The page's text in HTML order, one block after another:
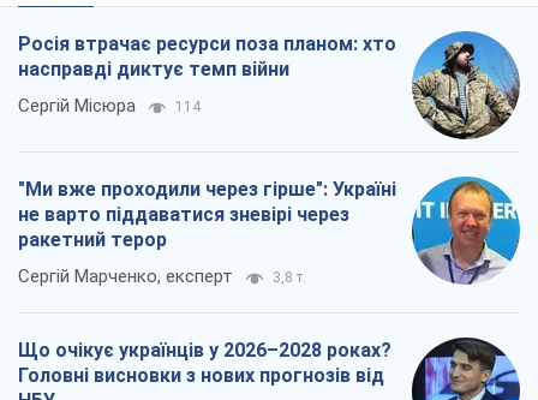
Росія втрачає ресурси поза планом: хто
насправді диктує темп війни
Сергій Місюра 114
"Ми вже проходили через гірше": Україні
не варто піддаватися зневірі через
ракетний терор
Сергій Марченко, експерт 3,8 т.
Що очікує українців у 2026–2028 роках?
Головні висновки з нових прогнозів від